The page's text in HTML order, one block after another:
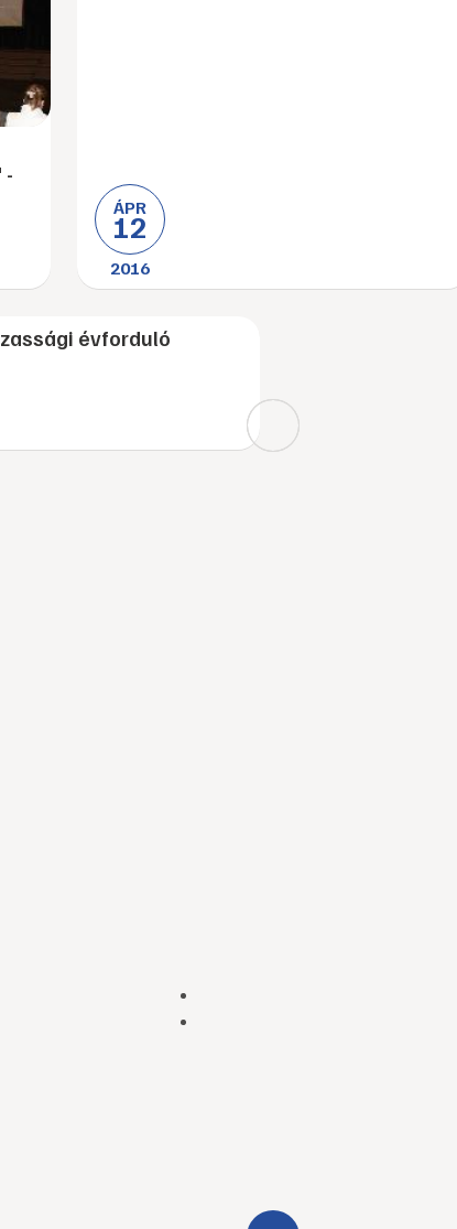
-
ÁPR
12
2016
évforduló